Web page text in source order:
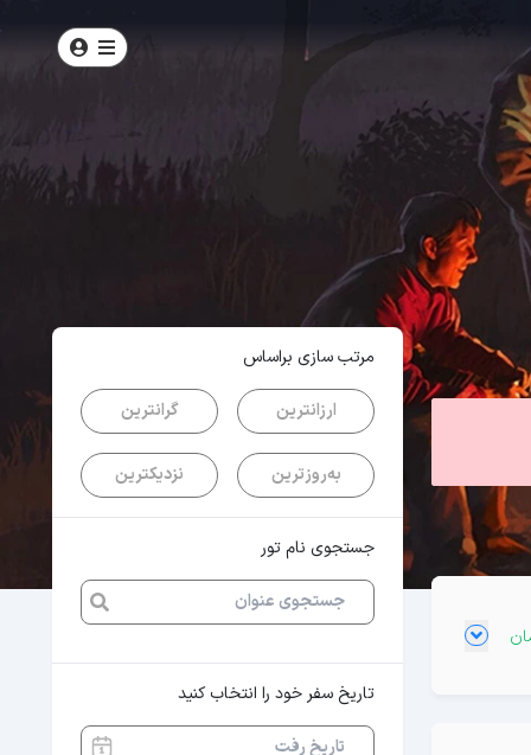
مرتب سازی براساس
ارزانترین گرانترین
به‌روزترین نزدیکترین
جستجوی نام تور
تاریخ سفر خود را انتخاب کنید